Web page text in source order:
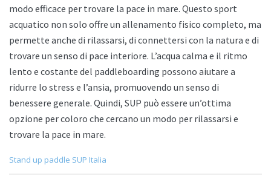
modo efficace per trovare la pace in mare. Questo sport
acquatico non solo offre un allenamento fisico completo, ma
permette anche di rilassarsi, di connettersi con la natura e di
trovare un senso di pace interiore. L’acqua calma e il ritmo
lento e costante del paddleboarding possono aiutare a
ridurre lo stress e l’ansia, promuovendo un senso di
benessere generale. Quindi, SUP può essere un’ottima
opzione per coloro che cercano un modo per rilassarsi e
trovare la pace in mare.
C
Stand up paddle SUP Italia